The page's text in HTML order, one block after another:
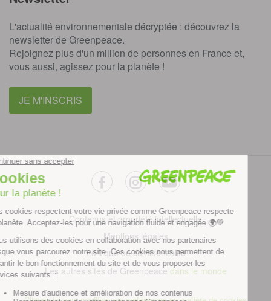
L'actualité environnementale décryptée : découvrez la
newsletter de Greenpeace.
Rejoignez plus d'un million de personnes en France et,
vous aussi, agissez pour la planète !
JE M'INSCRIS
facebookinstagramyoutube
Contenus et propriété intellectuelle
Mentions légales
Politique de confidentialité
Les autres sites de Greenpeace dans le monde